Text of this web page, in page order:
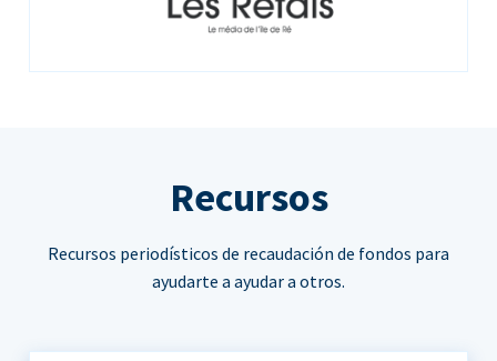
Recursos
Recursos periodísticos de recaudación de fondos para
ayudarte a ayudar a otros.